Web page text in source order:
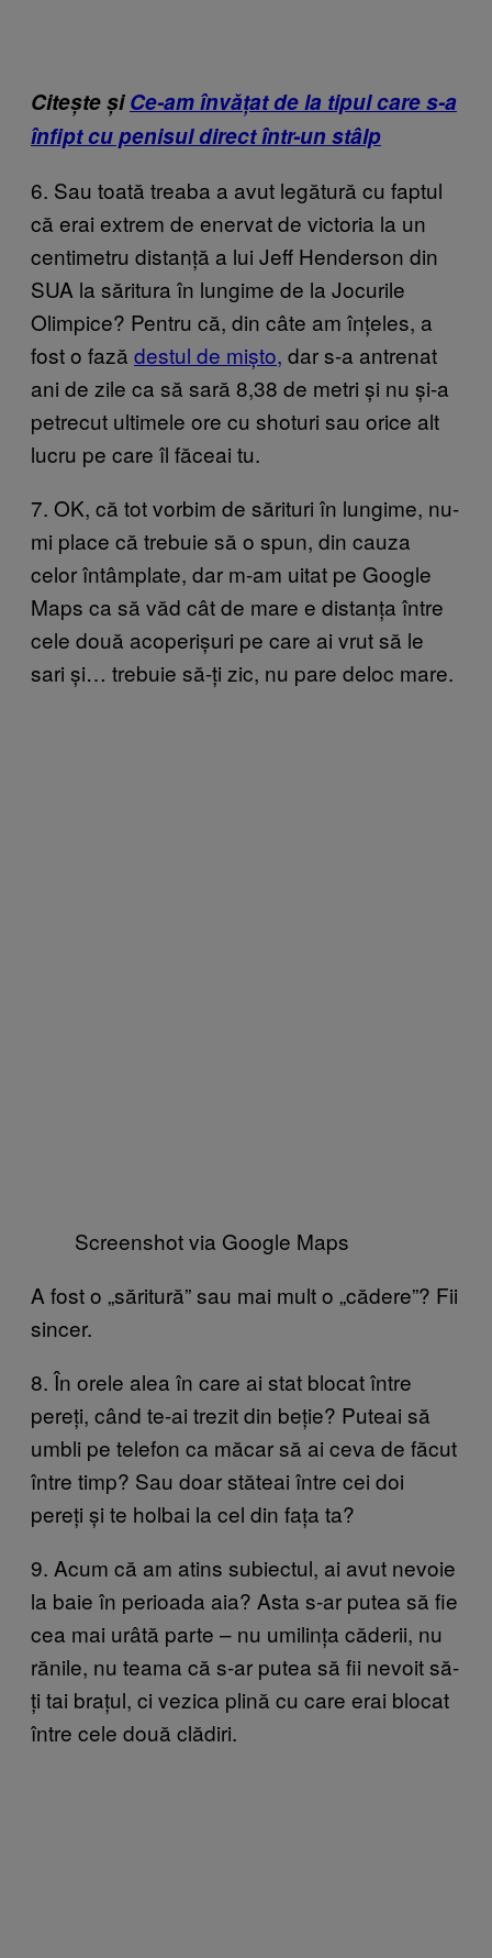
Citește șiCe-am învățat de la tipul care s-a
înfipt cu penisul direct într-un stâlp
6. Sau toată treaba a avut legătură cu faptul
că erai extrem de enervat de victoria la un
centimetru distanță a lui Jeff Henderson din
SUA la săritura în lungime de la Jocurile
Olimpice? Pentru că, din câte am înțeles, a
fost o fază destul de mișto, dar s-a antrenat
ani de zile ca să sară 8,38 de metri și nu și-a
petrecut ultimele ore cu shoturi sau orice alt
lucru pe care îl făceai tu.
7. OK, că tot vorbim de sărituri în lungime, nu-
mi place că trebuie să o spun, din cauza
celor întâmplate, dar m-am uitat pe Google
Maps ca să văd cât de mare e distanța între
cele două acoperișuri pe care ai vrut să le
sari și… trebuie să-ți zic, nu pare deloc mare.
Screenshot via Google Maps
A fost o „săritură” sau mai mult o „cădere”? Fii
sincer.
8. În orele alea în care ai stat blocat între
pereți, când te-ai trezit din beție? Puteai să
umbli pe telefon ca măcar să ai ceva de făcut
între timp? Sau doar stăteai între cei doi
pereți și te holbai la cel din fața ta?
9. Acum că am atins subiectul, ai avut nevoie
la baie în perioada aia? Asta s-ar putea să fie
cea mai urâtă parte – nu umilința căderii, nu
rănile, nu teama că s-ar putea să fii nevoit să-
ți tai brațul, ci vezica plină cu care erai blocat
între cele două clădiri.